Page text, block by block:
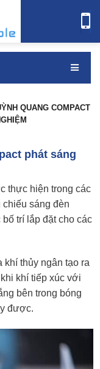
QUANG COMPACT
phát sáng
thực hiện trong các
chiếu sáng đèn
trí lắp đặt cho các
thủy ngân tạo ra
khí tiếp xúc với
bên trong bóng
được.